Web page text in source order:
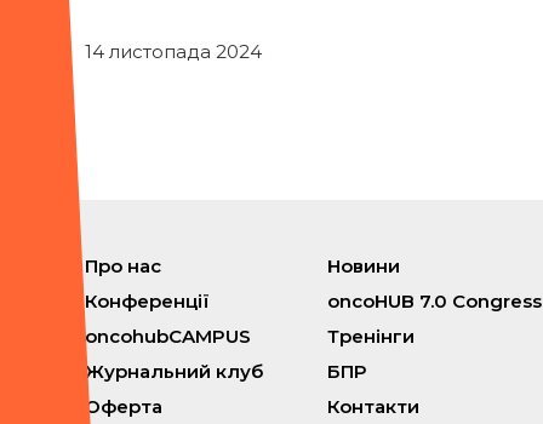
14 листопада 2024
Про нас
Новини
Конференції
oncoHUB 7.0 Congress
oncohubCAMPUS
Тренінги
Журнальний клуб
БПР
Оферта
Контакти